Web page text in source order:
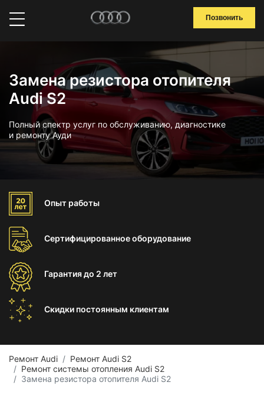
Позвонить
Замена резистора отопителя
Audi S2
Полный спектр услуг по обслуживанию, диагностике
и ремонту Ауди
Опыт работы
Сертифицированноеоборудование
Гарантиядо 2 лет
Скидки постоянным клиентам
Ремонт Audi
Ремонт Audi S2
Ремонт системы отопления Audi S2
Замена резистора отопителя Audi S2